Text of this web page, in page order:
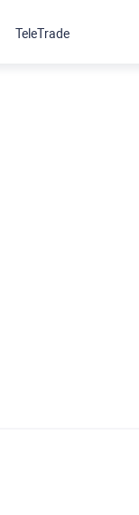
TeleTrade